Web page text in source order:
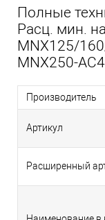
Полные
Расц. мин.
MNX125/
MNX250-
Производитель
Артикул
Расширенный